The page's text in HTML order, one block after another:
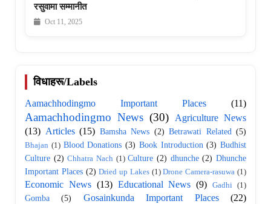
रसुवामा सम्मानीत
Oct 11, 2025
विधाहरू/Labels
Aamachhodingmo Important Places (11)
Aamachhodingmo News (30)
Agriculture News
(13) Articles (15) Bamsha News (2) Betrawati Related (5)
Bhajan (1) Blood Donations (3) Book Introduction (3) Budhist
Culture (2) Chhatra Nach (1) Culture (2) dhunche (2) Dhunche
Important Places (2) Dried up Lakes (1) Drone Camera-rasuwa (1)
Economic News (13) Educational News (9) Gadhi (1)
Gomba (5) Gosainkunda Important Places (22)